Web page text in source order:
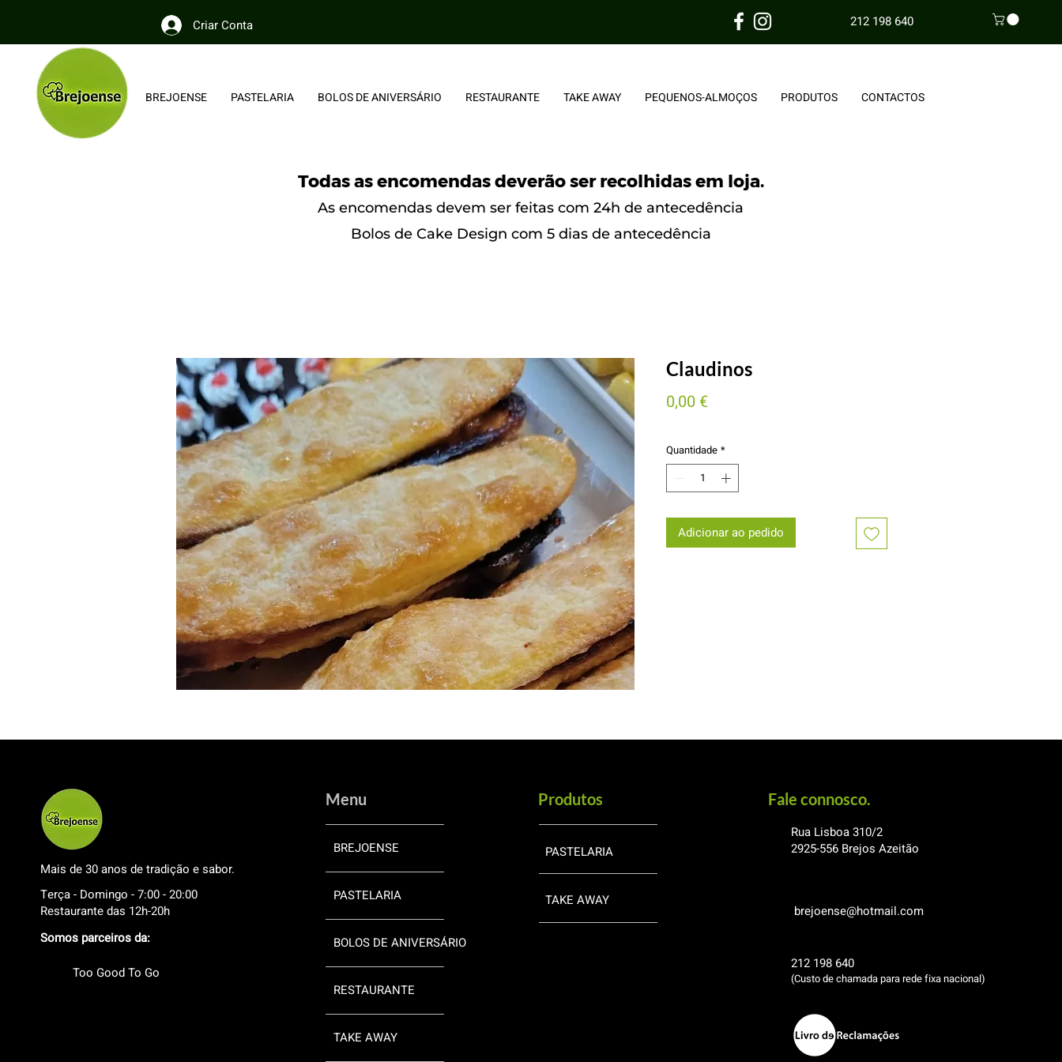
Criar Conta 212 198 640
BREJOENSE PASTELARIA BOLOS DE ANIVERSÁRIO RESTAURANTE TAKE AWAY PEQUENOS-ALMOÇOS PRODUTOS CONTACTOS
Todas as encomendas deverão ser recolhidas em loja.
As encomendas devem ser feitas com 24h de antecedência
Bolos de Cake Design com 5 dias de antecedência
Claudinos
0,00 €Preço
Quantidade *
Adicionar ao pedido
Mais de 30 anos de tradição e sabor.
Terça - Domingo - 7:00 - 20:00
Restaurante das 12h-20h
Somos parceiros da:
Too Good To Go
Menu
BREJOENSE
PASTELARIA
BOLOS DE ANIVERSÁRIO
RESTAURANTE
TAKE AWAY
Produtos
PASTELARIA
TAKE AWAY
Fale connosco.
Rua Lisboa 310/2
2925-556 Brejos Azeitão
brejoense@hotmail.com
212 198 640
(Custo de chamada para rede fixa nacional)